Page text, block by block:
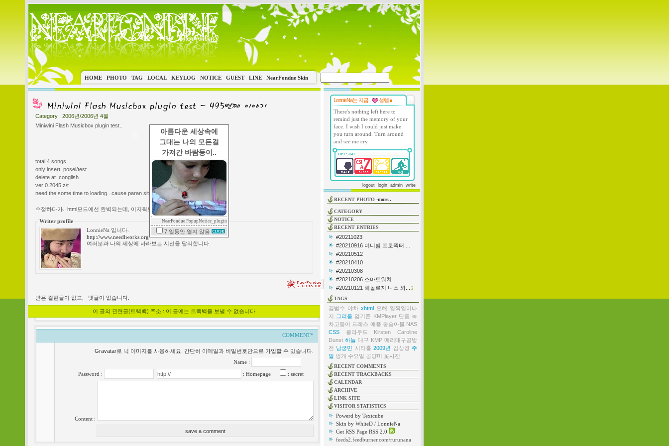
아름다운 세상속에
그대는 나의 모든걸
가져간 바람둥이..
NearFondue PopupNotice_plugin
7 일동안 열지 않음
HOME PHOTO TAG LOCAL KEYLOG NOTICE GUEST LINE NearFondue Skin
Category : 2006년/2006년 4월
Miniwini Flash Musicbox plugin test..
total 4 songs.
only insert, posel/test
delete at. conglish
ver 0.2045 z/t
need the some time to loading.. cause paran site.
수정하다가.. html모드에선 완벽되는데, 이지윅모드에선 잘 안되네.
Writer profile
LonnieNa 입니다.
http://www.needlworks.org
여러분과 나의 세상에 바라보는 시선을 달리합니다.
받은 걸린글이 없고, 댓글이 없습니다.
이 글의 관련글(트랙백) 주소 : 이 글에는 트랙백을 보낼 수 없습니다
COMMENT*
Gravatar로 닉 이미지를 사용하세요. 간단히 이메일과 비밀번호만으로 가입할 수 있습니다.
Name :
Password :
: Homepage : secret
Content :
LonnieNa는 지금..
설렘
There's nothing left here to
remind just the memory of your
face. I wish I could just make
you turn around. Turn around
and see me cry.
logout login admin write
RECENT PHOTO -more..
CATEGORY
NOTICE
RECENT ENTRIES
#20211023
#20210916 미니빔 프로젝터 ...
#20210512
#20210410
#20210308
#20210206 스마트워치
#20210121 헤놀로지 나스 와...
2
TAGS
김범수 야차 xhtml 오해 일찍일어나
지 그리움 엄기준 KMPlayer 단풍 녹
차고등어 드레스 애플 봉숭아물 NAS
CSS
클라우드
Kirsten Caroline
Dunst 하늘 대구 KMP 메리대구공방
전 남궁민 시티홀 2009년 김상경 주
말 벙개 수요일 공양미 꽃사진
RECENT COMMENTS
RECENT TRACKBACKS
CALENDAR
ARCHIVE
LINK SITE
VISITOR STATISTICS
Powerd by Textcube
Skin by WhiteD / LonnieNa
Get RSS Page RSS 2.0
feeds2.feedburner.com/rurunana